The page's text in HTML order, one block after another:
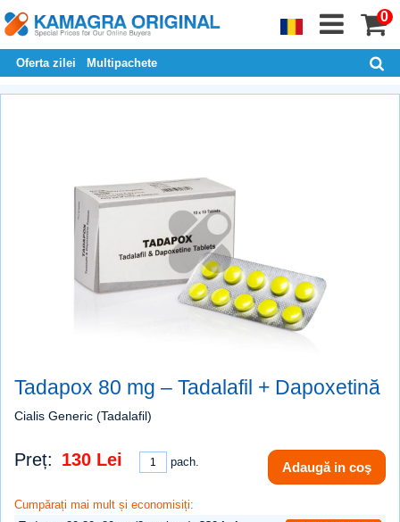
0
Oferta zilei Multipachete
Tadapox 80 mg – Tadalafil + Dapoxetină
Cialis Generic (Tadalafil)
Preț: 130 Lei pach. Adaugă in coş
Cumpărați mai mult și economisiți: